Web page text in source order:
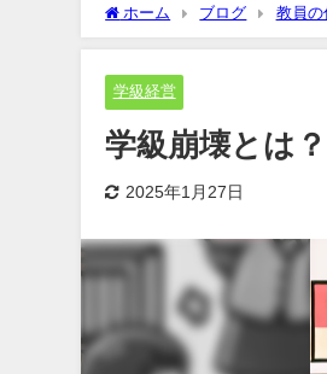
ホーム ブログ 教員の
学級経営
学級崩壊とは
2025年1月27日